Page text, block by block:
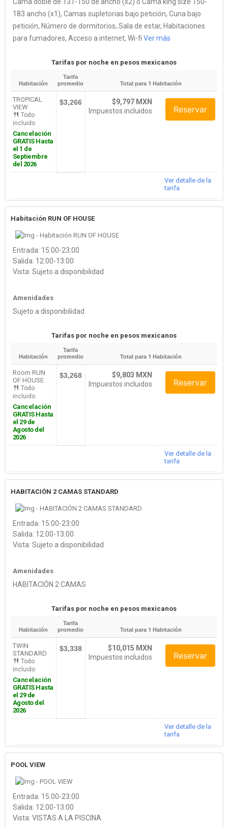
183 ancho (x1), Camas supletorias bajo petición, Cuna bajo
petición, Número de dormitorios, Sala de estar, Habitaciones
para fumadores, Acceso a internet, Wi-fiVer más
Tarifas por noche en pesos mexicanos
Habitación
Tarifa
promedio
Total para 1 Habitación
TROPICAL
VIEW
Todo
incluido
Cancelación
GRATIS Hasta
el 1 de
Septiembre
del 2026
$3,266
$9,797 MXN
Impuestos incluidos
Reservar
Ver detalle de la
tarifa
Habitación RUN OF HOUSE
Entrada: 15:00-23:00
Salida: 12:00-13:00
Vista: Sujeto a disponibilidad
Amenidades
Sujeto a disponibilidad
Tarifas por noche en pesos mexicanos
Habitación
Tarifa
promedio
Total para 1 Habitación
Room RUN
OF HOUSE
Todo
incluido
Cancelación
GRATIS Hasta
el 29 de
Agosto del
2026
$3,268
$9,803 MXN
Impuestos incluidos
Reservar
Ver detalle de la
tarifa
HABITACIÓN 2 CAMAS STANDARD
Entrada: 15:00-23:00
Salida: 12:00-13:00
Vista: Sujeto a disponibilidad
Amenidades
HABITACIÓN 2 CAMAS
Tarifas por noche en pesos mexicanos
Habitación
Tarifa
promedio
Total para 1 Habitación
TWIN
STANDARD
Todo
incluido
Cancelación
GRATIS Hasta
el 29 de
Agosto del
2026
$3,338
$10,015 MXN
Impuestos incluidos
Reservar
Ver detalle de la
tarifa
POOL VIEW
Entrada: 15:00-23:00
Salida: 12:00-13:00
Vista: VISTAS A LA PISCINA